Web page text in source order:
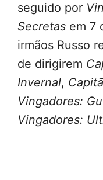
seguido por
Secretas em 7
irmãos Russo
de dirigirem
Invernal,
Vingadores:
Vingadores: